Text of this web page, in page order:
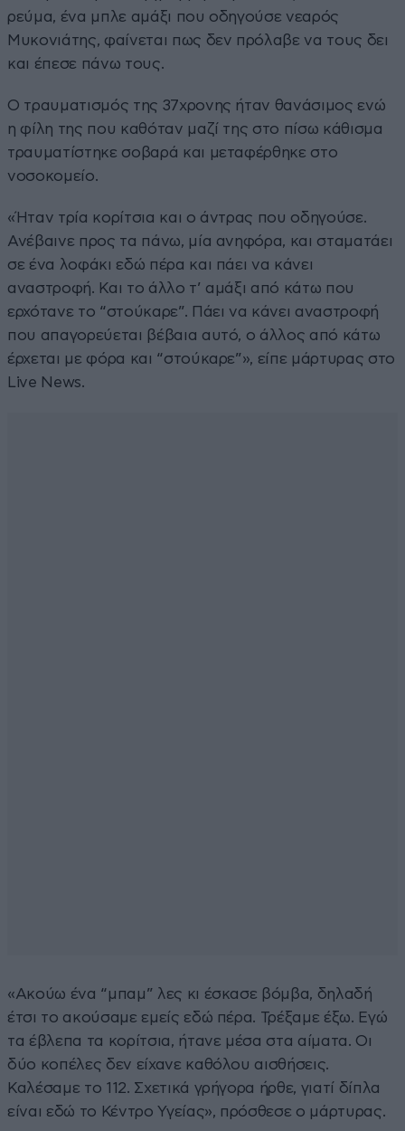
ρεύμα, ένα μπλε αμάξι που οδηγούσε νεαρός
Μυκονιάτης, φαίνεται πως δεν πρόλαβε να τους δει
και έπεσε πάνω τους.
Ο τραυματισμός της 37χρονης ήταν θανάσιμος ενώ
η φίλη της που καθόταν μαζί της στο πίσω κάθισμα
τραυματίστηκε σοβαρά και μεταφέρθηκε στο
νοσοκομείο.
«Ήταν τρία κορίτσια και ο άντρας που οδηγούσε.
Ανέβαινε προς τα πάνω, μία ανηφόρα, και σταματάει
σε ένα λοφάκι εδώ πέρα και πάει να κάνει
αναστροφή. Και το άλλο τ’ αμάξι από κάτω που
ερχότανε το “στούκαρε”. Πάει να κάνει αναστροφή
που απαγορεύεται βέβαια αυτό, ο άλλος από κάτω
έρχεται με φόρα και “στούκαρε”», είπε μάρτυρας στο
Live News.
«Ακούω ένα “μπαμ” λες κι έσκασε βόμβα, δηλαδή
έτσι το ακούσαμε εμείς εδώ πέρα. Τρέξαμε έξω. Εγώ
τα έβλεπα τα κορίτσια, ήτανε μέσα στα αίματα. Οι
δύο κοπέλες δεν είχανε καθόλου αισθήσεις.
Καλέσαμε το 112. Σχετικά γρήγορα ήρθε, γιατί δίπλα
είναι εδώ το Κέντρο Υγείας», πρόσθεσε ο μάρτυρας.